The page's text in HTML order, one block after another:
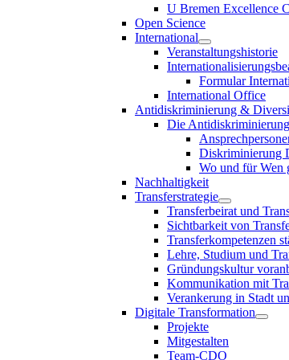
U Bremen Excellence
Open Science
International
Veranstaltungshistorie
Formular
International Office
Antidiskriminierung &
Die
Diskriminierung
Wo und für Wen
Nachhaltigkeit
Transferstrategie
Transferbeirat und
Sichtbarkeit von
Transferkompetenzen
Lehre, Studium und
Gründungskultur
Kommunikation mit
Verankerung in Stadt
Digitale Transformation
Projekte
Mitgestalten
Team-CDO